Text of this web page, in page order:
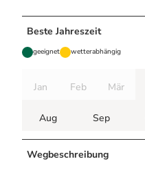
Beste Jahreszeit
geeignet wetterabhängig
Jan Feb Mär
Aug Sep
Wegbeschreibung